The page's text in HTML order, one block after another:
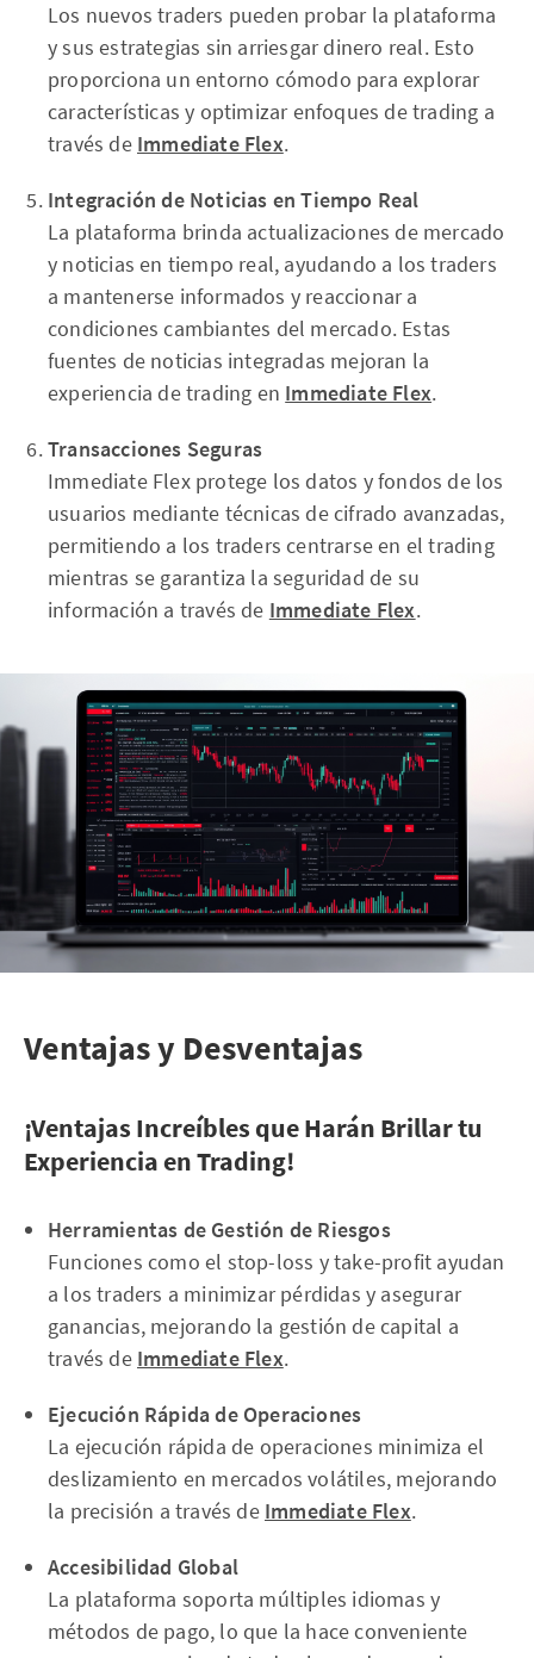
Los nuevos traders pueden probar la plataforma
y sus estrategias sin arriesgar dinero real. Esto
proporciona un entorno cómodo para explorar
características y optimizar enfoques de trading a
través de Immediate Flex.
Integración de Noticias en Tiempo Real
La plataforma brinda actualizaciones de mercado
y noticias en tiempo real, ayudando a los traders
a mantenerse informados y reaccionar a
condiciones cambiantes del mercado. Estas
fuentes de noticias integradas mejoran la
experiencia de trading en Immediate Flex.
Transacciones Seguras
Immediate Flex protege los datos y fondos de los
usuarios mediante técnicas de cifrado avanzadas,
permitiendo a los traders centrarse en el trading
mientras se garantiza la seguridad de su
información a través de Immediate Flex.
Ventajas y Desventajas
¡Ventajas Increíbles que Harán Brillar tu
Experiencia en Trading!
Herramientas de Gestión de Riesgos
Funciones como el stop-loss y take-profit ayudan
a los traders a minimizar pérdidas y asegurar
ganancias, mejorando la gestión de capital a
través de Immediate Flex.
Ejecución Rápida de Operaciones
La ejecución rápida de operaciones minimiza el
deslizamiento en mercados volátiles, mejorando
la precisión a través de Immediate Flex.
Accesibilidad Global
La plataforma soporta múltiples idiomas y
métodos de pago, lo que la hace conveniente